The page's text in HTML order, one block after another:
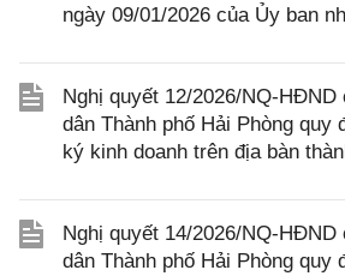
ngày 09/01/2026 của Ủy ban
Nghị quyết 12/2026/NQ-HĐND
dân Thành phố Hải Phòng quy
ký kinh doanh trên địa bàn
Nghị quyết 14/2026/NQ-HĐND
dân Thành phố Hải Phòng quy